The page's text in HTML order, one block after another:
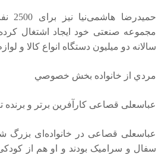
مجموعه صنعتی خود ایجاد اشتغال
سالانه دو میلیون دستگاه انواع کالا و
مردي از خانواده بخش خصوصي
عباسعلی قصاعی کارآفرین برتر و
عباسعلی قصاعی در خانواده‌ای
سفال و سرامیک بودند و او هم از